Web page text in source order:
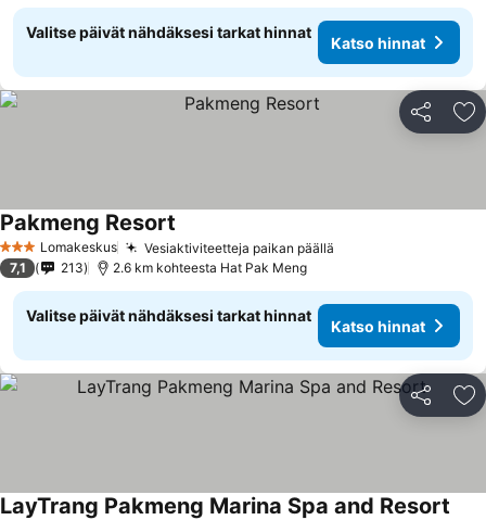
Valitse päivät nähdäksesi tarkat hinnat
Katso hinnat
Jaa
3 Tähtiluokitus
Lomakeskus Vesiaktiviteetteja paikan päällä
Pakmeng Resort
7,1 213 2.6 km kohteesta Hat Pak Meng
Valitse päivät nähdäksesi tarkat hinnat
Katso hinnat
Jaa
LayTrang Pakmeng Marina Spa and Resort